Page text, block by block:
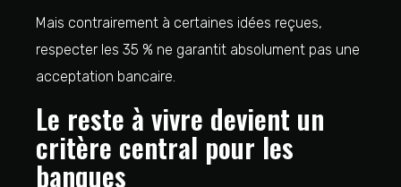
Mais contrairement à certaines idées reçues,
respecter les 35 % ne garantit absolument pas une
acceptation bancaire.
Le reste à vivre devient un
critère central pour les
banques